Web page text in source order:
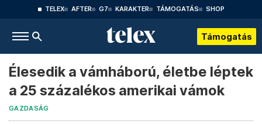
TELEX AFTER G7 KARAKTER TÁMOGATÁS SHOP
Támogatás
Élesedik a vámháború, életbe léptek
a 25 százalékos amerikai vámok
GAZDASÁG